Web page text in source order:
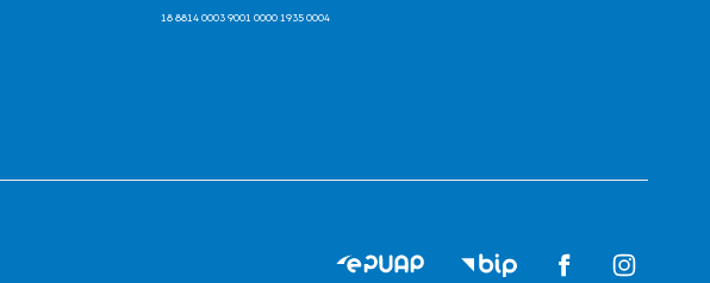
18 8814 0003 9001 0000 1935 0004